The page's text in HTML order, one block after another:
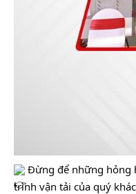
Đừng để những hỏng
trình vận tải của quý